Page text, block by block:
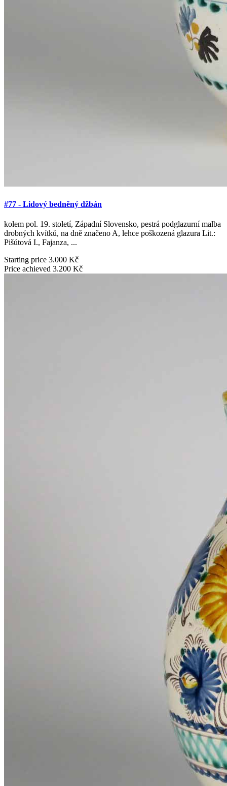
#77 - Lidový bedněný džbán
kolem pol. 19. století, Západní Slovensko, pestrá podglazurní malba
drobných kvítků, na dně značeno A, lehce poškozená glazura Lit.:
Pišútová I., Fajanza, ...
Starting price 3.000 Kč
Price achieved 3.200 Kč